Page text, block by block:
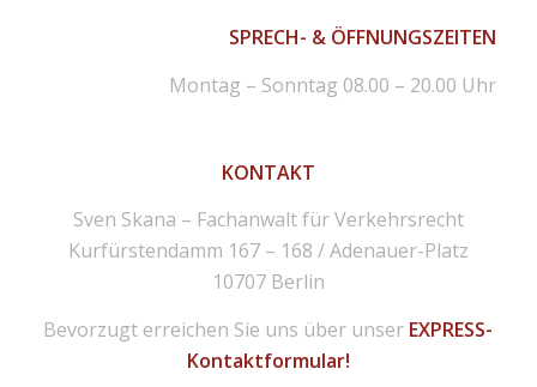
SPRECH- & ÖFFNUNGSZEITEN
Montag – Sonntag 08.00 – 20.00 Uhr
KONTAKT
Sven Skana – Fachanwalt für Verkehrsrecht
Kurfürstendamm 167 – 168 / Adenauer-Platz
10707 Berlin
Bevorzugt erreichen Sie uns über unser EXPRESS-
Kontaktformular!